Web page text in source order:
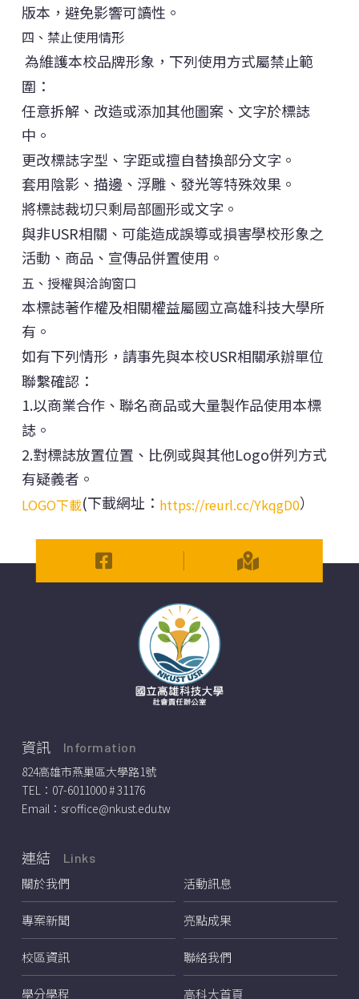
版本，避免影響可讀性。
四、禁止使用情形
為維護本校品牌形象，下列使用方式屬禁止範
圍：
任意拆解、改造或添加其他圖案、文字於標誌
中。
更改標誌字型、字距或擅自替換部分文字。
套用陰影、描邊、浮雕、發光等特殊效果。
將標誌裁切只剩局部圖形或文字。
與非USR相關、可能造成誤導或損害學校形象之
活動、商品、宣傳品併置使用。
五、授權與洽詢窗口
本標誌著作權及相關權益屬國立高雄科技大學所
有。
如有下列情形，請事先與本校USR相關承辦單位
聯繫確認：
1.以商業合作、聯名商品或大量製作品使用本標
誌。
2.對標誌放置位置、比例或與其他Logo併列方式
有疑義者。
LOGO下載(下載網址： https://reurl.cc/YkqgD0）
資訊 Information
824高雄市燕巢區大學路1號
TEL： 07-6011000 # 31176
Email： sroffice@nkust.edu.tw
連結 Links
關於我們 活動訊息
專案新聞 亮點成果
校區資訊 聯絡我們
學分學程 高科大首頁